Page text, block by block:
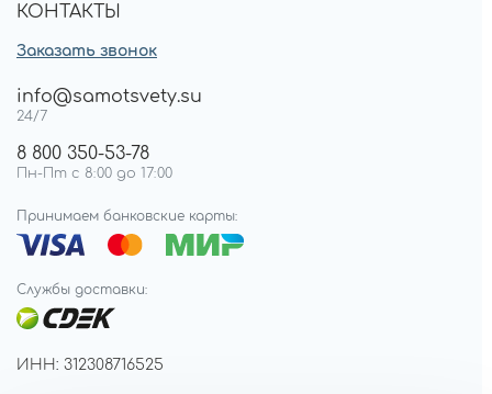
КОНТАКТЫ
Заказать звонок
info@samotsvety.su
24/7
8 800 350-53-78
Пн-Пт с 8:00 до 17:00
Принимаем банковские карты:
Службы доставки:
ИНН: 312308716525